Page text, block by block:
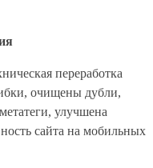
переработка
очищены дубли,
улучшена
сайта на мобильных